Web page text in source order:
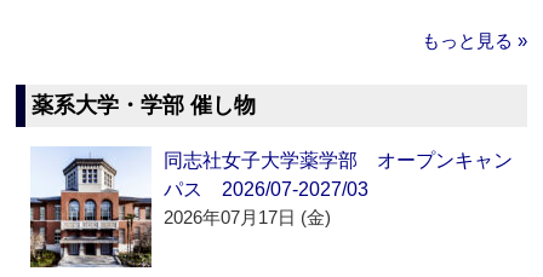
もっと見る »
薬系大学・学部 催し物
同志社女子大学薬学部 オープンキャン
パス 2026/07-2027/03
2026年07月17日 (金)